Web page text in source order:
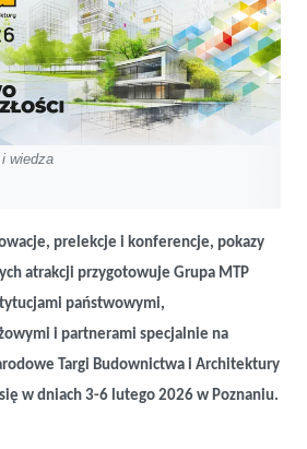
wiedza
prelekcje i konferencje, pokazy
atrakcji przygotowuje Grupa MTP
państwowymi,
i partnerami specjalnie na
Targi Budownictwa i Architektury
w dniach 3-6 lutego 2026 w Poznaniu.